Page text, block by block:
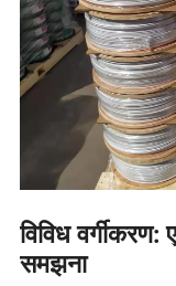
विविध वर्गीकरण:
समझना